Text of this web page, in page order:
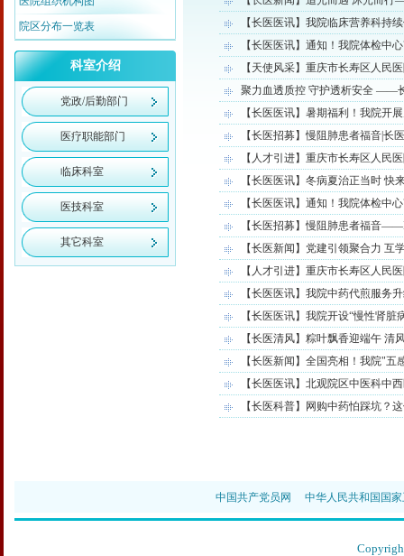
院区分布一览表
科室介绍
党政/后勤部门
医疗职能部门
临床科室
医技科室
其它科室
【长医医讯】我院临床营养科持
【长医医讯】通知！我院体检中
【天使风采】重庆市长寿区人民
聚力血透质控 守护透析安全 ——
【长医医讯】暑期福利！我院开
【长医招募】慢阻肺患者福音|长
【人才引进】重庆市长寿区人民
【长医医讯】冬病夏治正当时 快
【长医医讯】通知！我院体检中
【长医招募】慢阻肺患者福音
【长医新闻】党建引领聚合力
【人才引进】重庆市长寿区人民
【长医医讯】我院中药代煎服务
【长医医讯】我院开设“慢性肾脏
【长医清风】粽叶飘香迎端午 清
【长医新闻】全国亮相！我院"
【长医医讯】北观院区中医科中
【长医科普】网购中药怕踩坑？
中国共产党员网 中华人民共和国国